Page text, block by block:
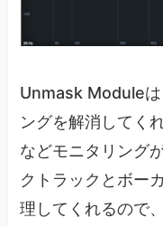
Unmask Moduleは
ングを解消してく
などモニタリング
クトラックとボー
理してくれるので